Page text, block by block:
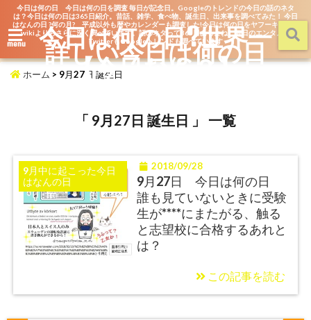
今日は何の日 今日は何の日を調査 毎日が記念日。Googleのトレンドの今日の話のネタ
は？今日は何の日は365日紹介。昔話、雑学、食べ物、誕生日、出来事を調べてみた！ 今日
はなんの日 ?何の月? 平成以外も暦やカレンダーも調査した!今日は何の日をヤフーキッズや
wikiよりもさらに深く調べています。話のネタって365日あるよね。毎日のエンタメを
TwitterもGoogleトレンドも調べています
menu 今日は何の日?世界一
詳しい今日は何の日
【今日なん？】
ホーム > 9月27日 誕生日
「 9月27日 誕生日 」 一覧
9月中に起こった今日
はなんの日
2018/09/28
9月27日 今日は何の日
誰も見ていないときに受験
生が****にまたがる、触る
と志望校に合格するあれと
は？
この記事を読む